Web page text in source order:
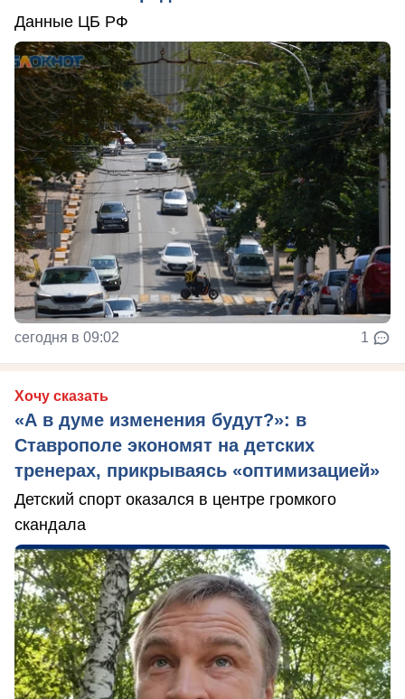
Данные ЦБ РФ
сегодня в 09:02 1
Хочу сказать
«А в думе изменения будут?»: в
Ставрополе экономят на детских
тренерах, прикрываясь «оптимизацией»
Детский спорт оказался в центре громкого
скандала